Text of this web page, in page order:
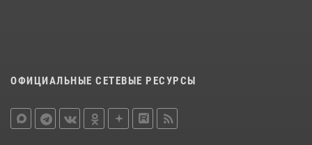
ОФИЦИАЛЬНЫЕ СЕТЕВЫЕ РЕСУРСЫ